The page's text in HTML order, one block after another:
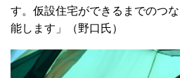
す。仮設住宅ができるまでのつ
能します」（野口氏）